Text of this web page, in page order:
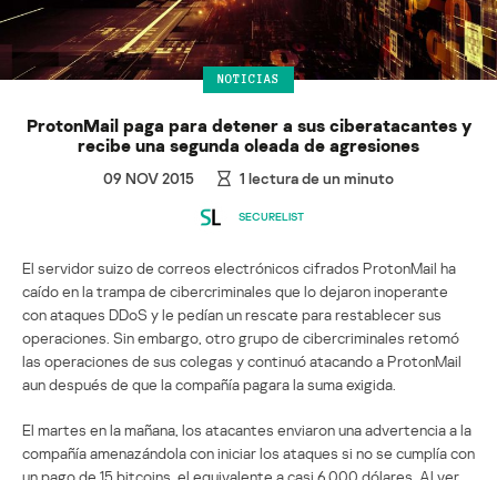
NOTICIAS
ProtonMail paga para detener a sus ciberatacantes y
recibe una segunda oleada de agresiones
09 NOV 2015 1 lectura de un minuto
SECURELIST
El servidor suizo de correos electrónicos cifrados ProtonMail ha
caído en la trampa de cibercriminales que lo dejaron inoperante
con ataques DDoS y le pedían un rescate para restablecer sus
operaciones. Sin embargo, otro grupo de cibercriminales retomó
las operaciones de sus colegas y continuó atacando a ProtonMail
aun después de que la compañía pagara la suma exigida.
El martes en la mañana, los atacantes enviaron una advertencia a la
compañía amenazándola con iniciar los ataques si no se cumplía con
un pago de 15 bitcoins, el equivalente a casi 6.000 dólares. Al ver